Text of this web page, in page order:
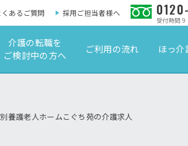
くあるご質問 採用ご担当者様へ 0120-
受付時間
介護の転職を
ご検討中の方へ
ご利用の流れ ほっ介
養護老人ホームこぐち苑の介護求人